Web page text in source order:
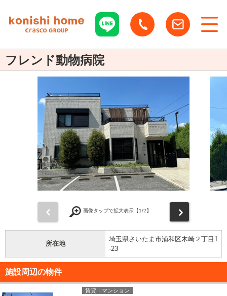
フレンド動物病院
画像タップで拡大表示【1/2】
所在地
埼玉県さいたま市浦和区木崎２丁目1
-23
施設周辺の物件
賃貸｜マンション